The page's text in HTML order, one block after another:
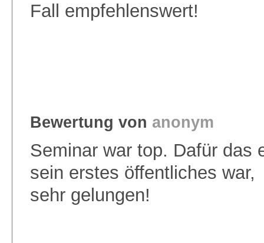
Fall empfehlenswert!
Bewertung von anonym
Seminar war top. Dafür das
sein erstes öffentliches war,
sehr gelungen!